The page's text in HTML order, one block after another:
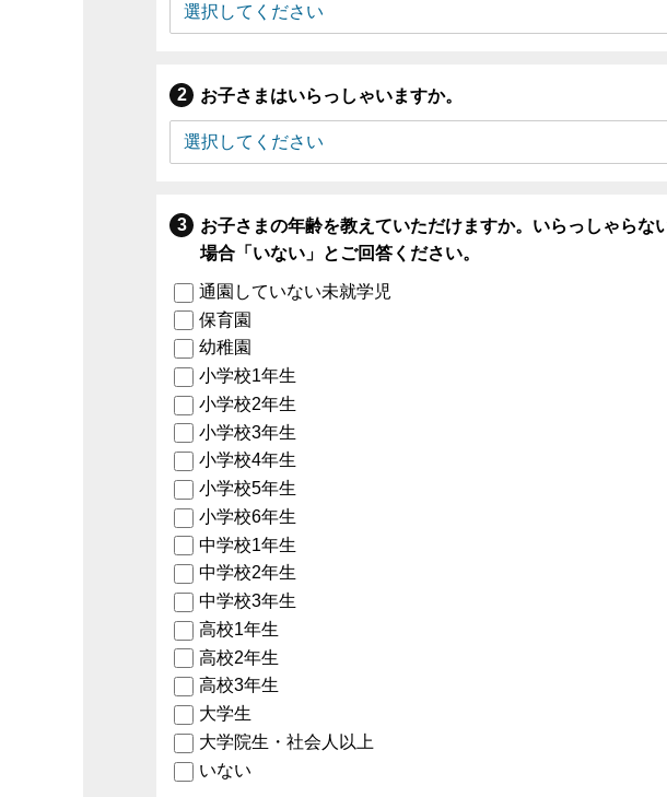
お子さまはいらっしゃいますか。
お子さまの年齢を教えていただけますか。いらっしゃらな
場合「いない」とご回答ください。
通園していない未就学児
保育園
幼稚園
小学校1年生
小学校2年生
小学校3年生
小学校4年生
小学校5年生
小学校6年生
中学校1年生
中学校2年生
中学校3年生
高校1年生
高校2年生
高校3年生
大学生
大学院生・社会人以上
いない